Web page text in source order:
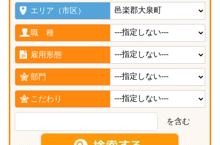
エリア（市区）
職 種
雇用形態
部門
こだわり
を含む